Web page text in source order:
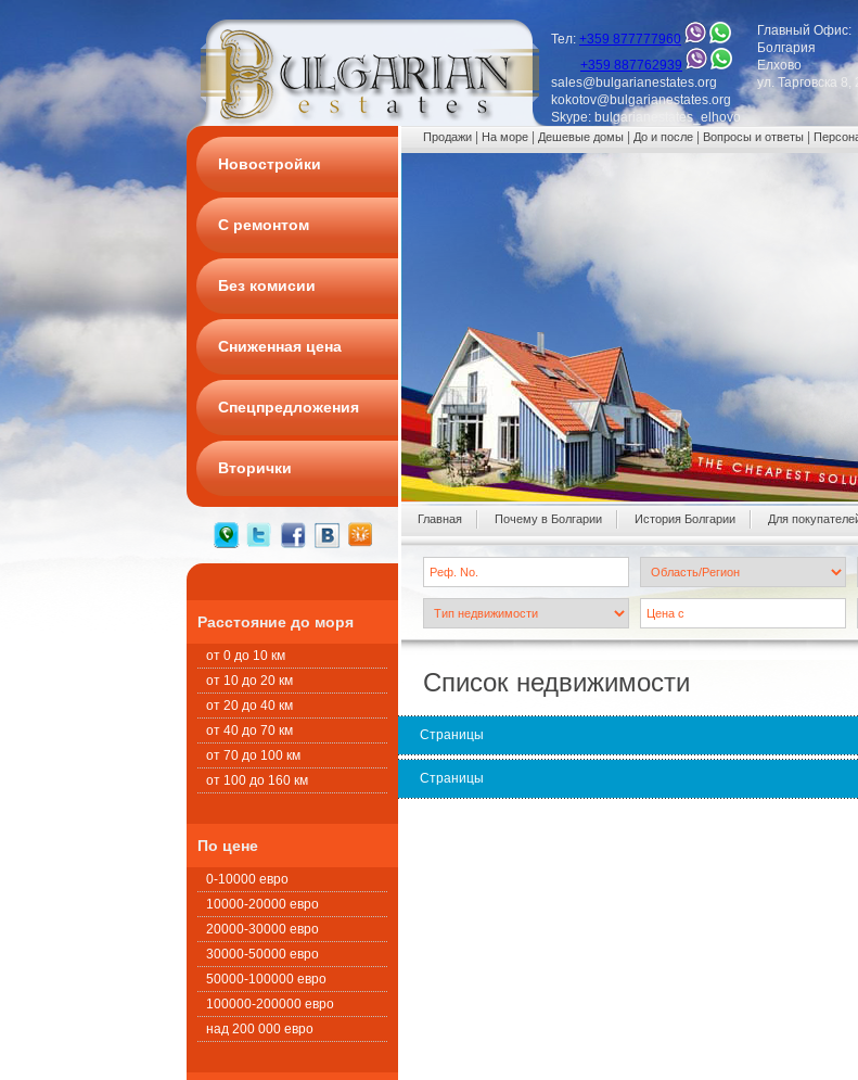
Тел: +359 877777960
+359 887762939
sales@bulgarianestates.org
kokotov@bulgarianestates.org
Skype: bulgarianestates_elhovo
Главный Офис:
Болгария
Елхово
ул. Тарговска 8,
Новостройки
С ремонтом
Без комисии
Сниженная цена
Спецпредложения
Вторички
Расстояние до моря
от 0 до 10 км
от 10 до 20 км
от 20 до 40 км
от 40 до 70 км
от 70 до 100 км
от 100 до 160 км
По цене
0-10000 евро
10000-20000 евро
20000-30000 евро
30000-50000 евро
50000-100000 евро
100000-200000 евро
над 200 000 евро
Продажи На море Дешевые домы До и после Вопросы и ответы
Главная Почему в Болгарии История Болгарии Для
Список недвижимости
Страницы
Страницы